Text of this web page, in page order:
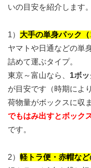
いの目安を紹介します。
1） 大手の単身パック（
ヤマトや日通などの単
詰めて運ぶタイプ。
東京～富山なら、 1ボ
が目安です（時期によ
荷物量がボックスに収
でもはみ出すとボック
です。
2） 軽トラ便・赤帽な